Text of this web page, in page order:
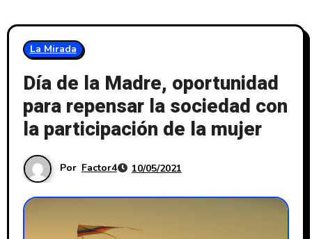
La Mirada
Día de la Madre, oportunidad
para repensar la sociedad con
la participación de la mujer
Por Factor4 10/05/2021